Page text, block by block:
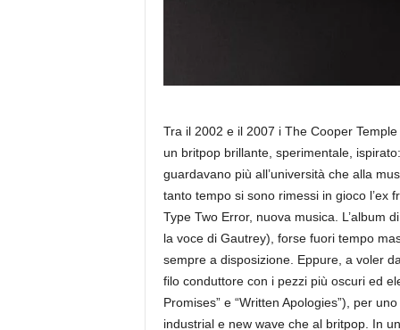
Tra il 2002 e il 2007 i The Cooper
un britpop brillante, sperimentale,
guardavano più all’università che alla
tanto tempo si sono rimessi in gioco l’ex
Type Two Error, nuova musica. L’album
la voce di Gautrey), forse fuori tempo
sempre a disposizione. Eppure, a voler
filo conduttore con i pezzi più oscuri ed
Promises” e “Written Apologies”), per
industrial e new wave che al britpop. In